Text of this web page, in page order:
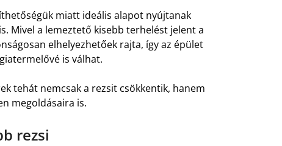
miatt ideális alapot nyújtanak
Mivel a lemeztető kisebb terhelést jelent a
elhelyezhetőek rajta, így az épület
is válhat.
tehát nemcsak a rezsit csökkentik, hanem
megoldásaira is.
rezsi